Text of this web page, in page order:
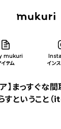
mukuri
イテム
イン
】まっすぐな
ということ（